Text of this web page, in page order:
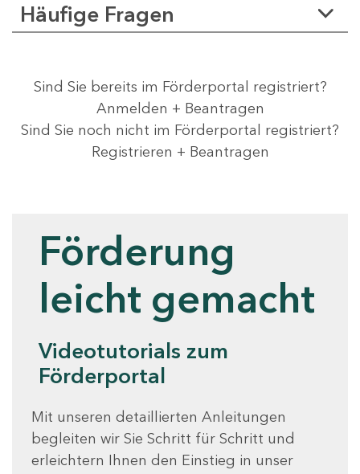
Häufige Fragen
Sind Sie bereits im Förderportal registriert?
Anmelden + Beantragen
Sind Sie noch nicht im Förderportal registriert?
Registrieren + Beantragen
Förderung
leicht gemacht
Videotutorials zum
Förderportal
Mit unseren detaillierten Anleitungen
begleiten wir Sie Schritt für Schritt und
erleichtern Ihnen den Einstieg in unser